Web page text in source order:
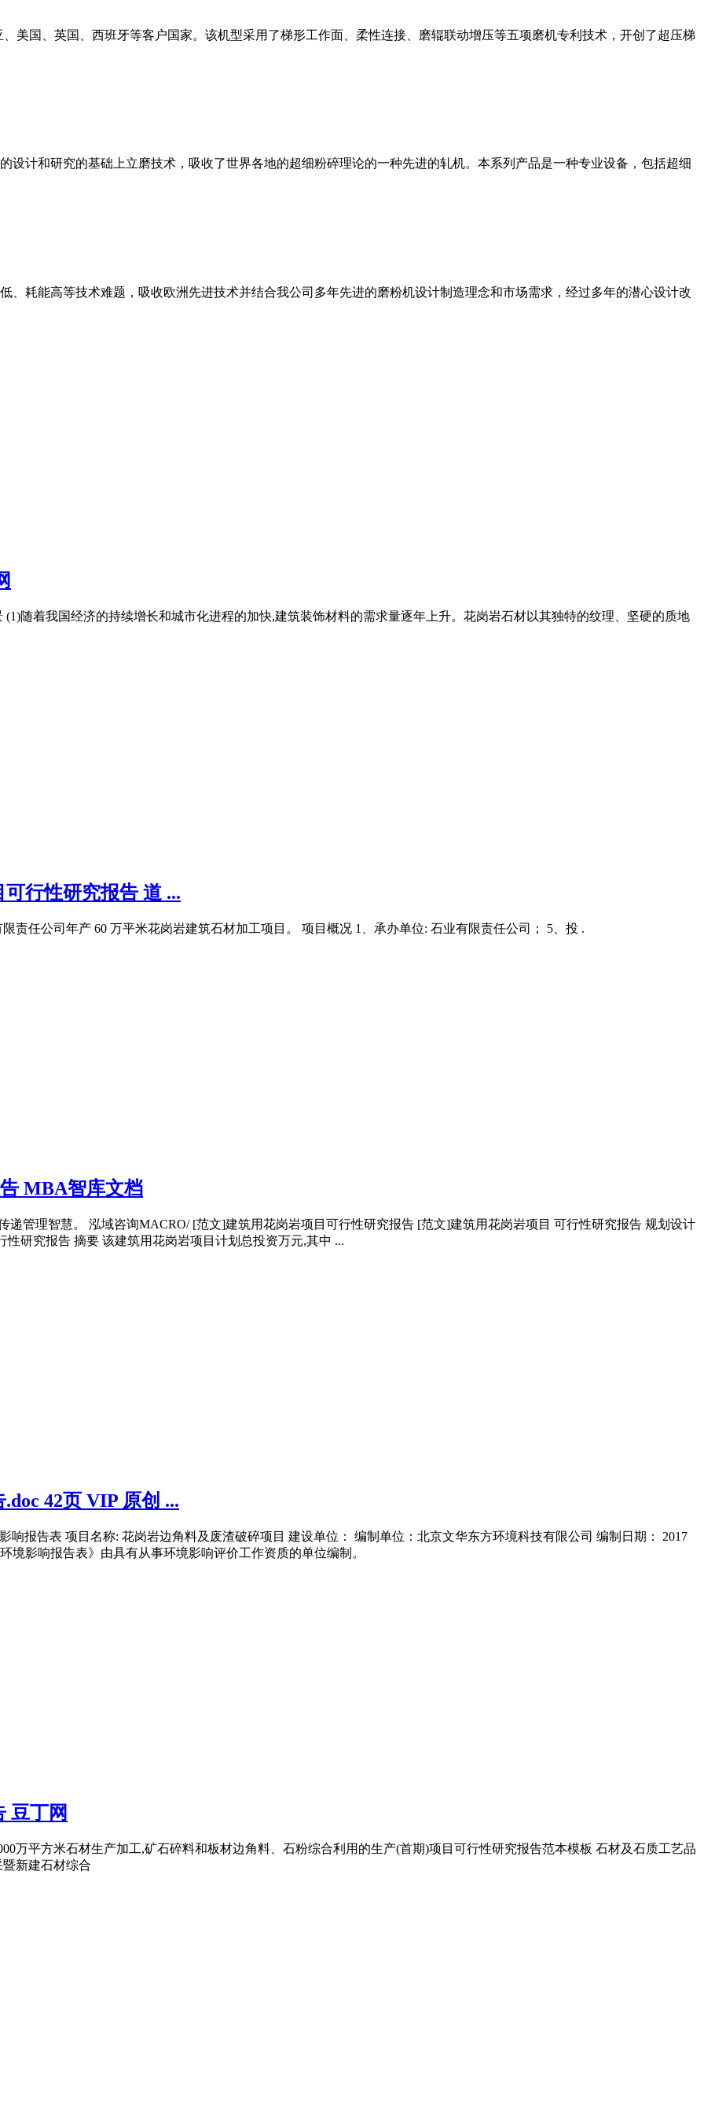
美国、英国、西班牙等客户国家。该机型采用了梯形工作面、柔性连接、磨辊联动增压等五项磨机专利技术，开创了超压梯
设计和研究的基础上立磨技术，吸收了世界各地的超细粉碎理论的一种先进的轧机。本系列产品是一种专业设备，包括超细
、耗能高等技术难题，吸收欧洲先进技术并结合我公司多年先进的磨粉机设计制造理念和市场需求，经过多年的潜心设计改
随着我国经济的持续增长和城市化进程的加快,建筑装饰材料的需求量逐年上升。花岗岩石材以其独特的纹理、坚硬的质地
行性研究报告 道 ...
责任公司年产 60 万平米花岗岩建筑石材加工项目。 项目概况 1、承办单位: 石业有限责任公司； 5、投 .
MBA智库文档
管理智慧。 泓域咨询MACRO/ [范文]建筑用花岗岩项目可行性研究报告 [范文]建筑用花岗岩项目 可行性研究报告 规划设计
研究报告 摘要 该建筑用花岗岩项目计划总投资万元,其中 ...
42页 VIP 原创 ...
响报告表 项目名称: 花岗岩边角料及废渣破碎项目 建设单位： 编制单位：北京文华东方环境科技有限公司 编制日期： 2017
境影响报告表》由具有从事环境影响评价工作资质的单位编制。
豆丁网
万平方米石材生产加工,矿石碎料和板材边角料、石粉综合利用的生产(首期)项目可行性研究报告范本模板 石材及石质工艺品
新建石材综合